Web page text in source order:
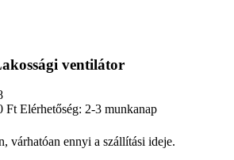
ventilátor
FtElérhetőség: 2-3 munkanap
várhatóan ennyi a szállítási ideje.